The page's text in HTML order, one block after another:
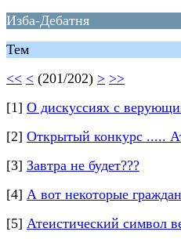
Изба-Дебатня
Тем
<< < (201/202) > >>
[1] О дискуссиях с
[2] Открытый конкурс .....
[3] Завтра не будет???
[4] А вот некоторые
[5] Атеистический символ